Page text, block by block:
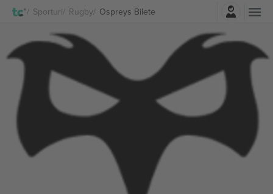
Sporturi Rugby Ospreys BileteAutentificare